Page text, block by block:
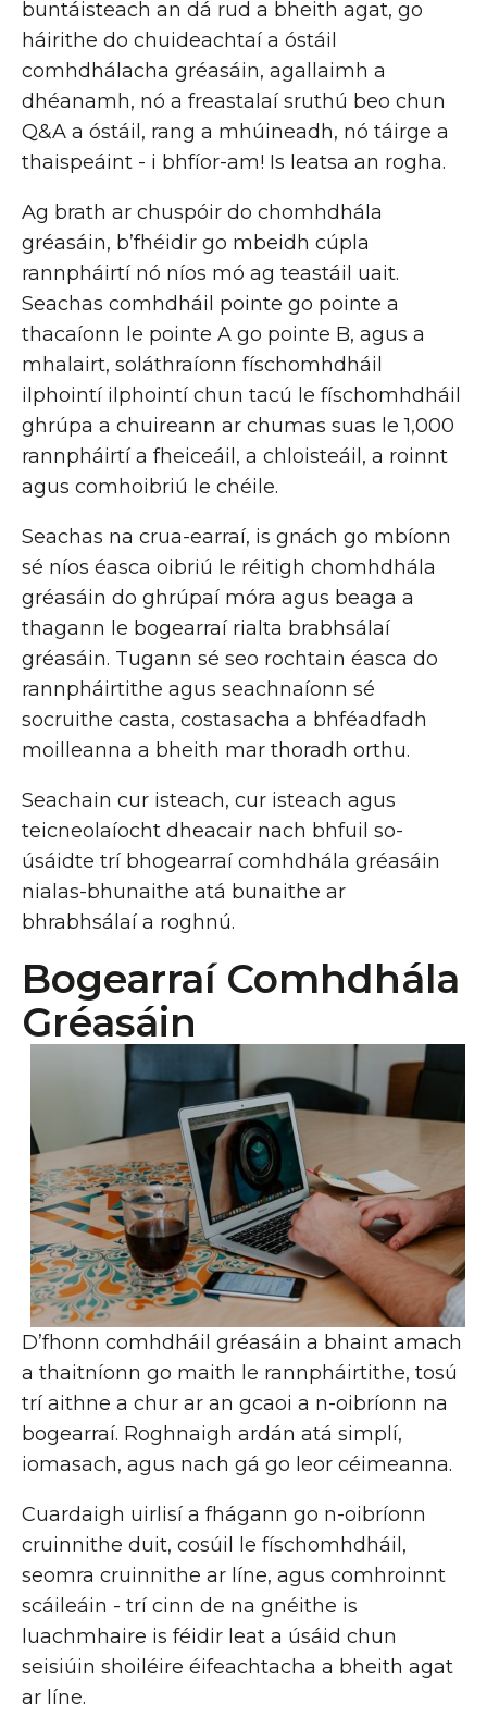
buntáisteach an dá rud a bheith agat, go
háirithe do chuideachtaí a óstáil
comhdhálacha gréasáin, agallaimh a
dhéanamh, nó a freastalaí sruthú beo chun
Q&A a óstáil, rang a mhúineadh, nó táirge a
thaispeáint - i bhfíor-am! Is leatsa an rogha.
Ag brath ar chuspóir do chomhdhála
gréasáin, b’fhéidir go mbeidh cúpla
rannpháirtí nó níos mó ag teastáil uait.
Seachas comhdháil pointe go pointe a
thacaíonn le pointe A go pointe B, agus a
mhalairt, soláthraíonn físchomhdháil
ilphointí ilphointí chun tacú le físchomhdháil
ghrúpa a chuireann ar chumas suas le 1,000
rannpháirtí a fheiceáil, a chloisteáil, a roinnt
agus comhoibriú le chéile.
Seachas na crua-earraí, is gnách go mbíonn
sé níos éasca oibriú le réitigh chomhdhála
gréasáin do ghrúpaí móra agus beaga a
thagann le bogearraí rialta brabhsálaí
gréasáin. Tugann sé seo rochtain éasca do
rannpháirtithe agus seachnaíonn sé
socruithe casta, costasacha a bhféadfadh
moilleanna a bheith mar thoradh orthu.
Seachain cur isteach, cur isteach agus
teicneolaíocht dheacair nach bhfuil so-
úsáidte trí bhogearraí comhdhála gréasáin
nialas-bhunaithe atá bunaithe ar
bhrabhsálaí a roghnú.
Bogearraí Comhdhála
Gréasáin
D’fhonn comhdháil gréasáin a bhaint amach
a thaitníonn go maith le rannpháirtithe, tosú
trí aithne a chur ar an gcaoi a n-oibríonn na
bogearraí. Roghnaigh ardán atá simplí,
iomasach, agus nach gá go leor céimeanna.
Cuardaigh uirlisí a fhágann go n-oibríonn
cruinnithe duit, cosúil le físchomhdháil,
seomra cruinnithe ar líne, agus comhroinnt
scáileáin - trí cinn de na gnéithe is
luachmhaire is féidir leat a úsáid chun
seisiúin shoiléire éifeachtacha a bheith agat
ar líne.